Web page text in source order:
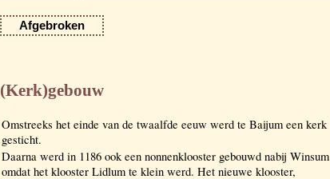
Afgebroken
(Kerk)gebouw
Omstreeks het einde van de twaalfde eeuw werd te Baijum een kerk
gesticht.
Daarna werd in 1186 ook een nonnenklooster gebouwd nabij Winsum
omdat het klooster Lidlum te klein werd. Het nieuwe klooster,